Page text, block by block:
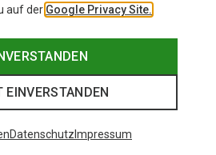
auf der Google Privacy Site.
EINVERSTANDEN
Datenschutz Impressum